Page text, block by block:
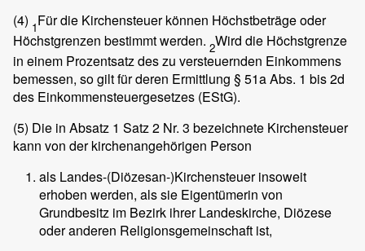
(4) 1Für die Kirchensteuer können Höchstbeträge oder
Höchstgrenzen bestimmt werden. 2Wird die Höchstgrenze
in einem Prozentsatz des zu versteuernden Einkommens
bemessen, so gilt für deren Ermittlung § 51a Abs. 1 bis 2d
des Einkommensteuergesetzes (EStG).
(5) Die in Absatz 1 Satz 2 Nr. 3 bezeichnete Kirchensteuer
kann von der kirchenangehörigen Person
als Landes-(Diözesan-)Kirchensteuer insoweit
erhoben werden, als sie Eigentümerin von
Grundbesitz im Bezirk ihrer Landeskirche, Diözese
oder anderen Religionsgemeinschaft ist,